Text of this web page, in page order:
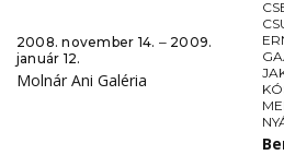
2008. november 14. ‒ 2009.
január 12.
Molnár Ani Galéria